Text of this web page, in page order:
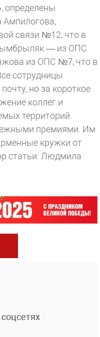
определены
Ампилогова,
связи №12, что в
— из ОПС
из ОПС №7, что в
сотрудницы
но за короткое
коллег и
территорий.
премиями. Им
кружки от
статьи: Людмила